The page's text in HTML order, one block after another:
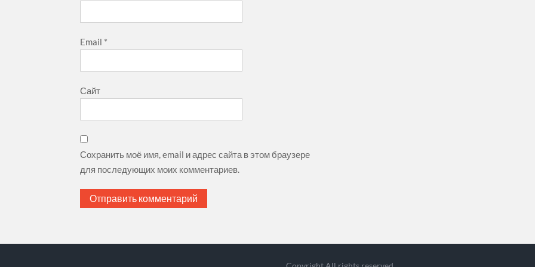
Email *
Сайт
Сохранить моё имя, email и адрес сайта в этом браузере
для последующих моих комментариев.